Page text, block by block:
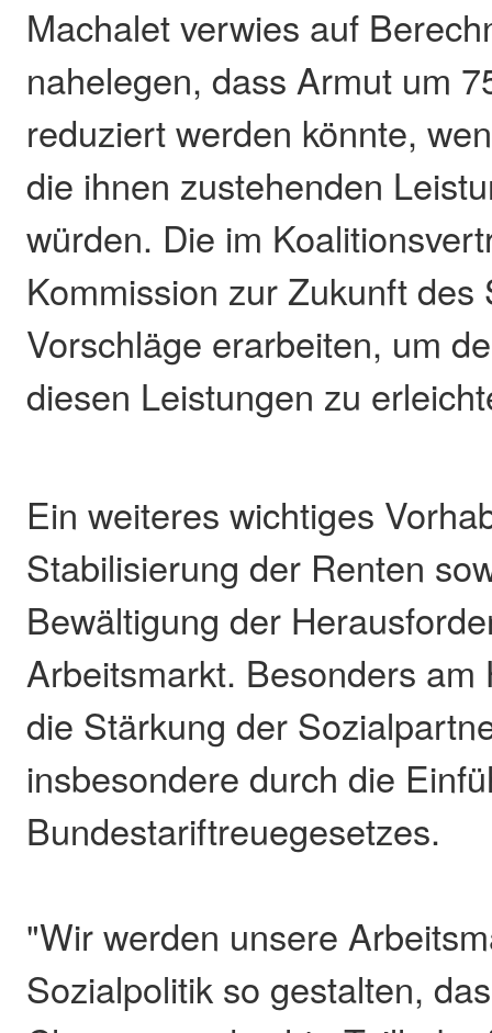
Machalet verwies auf
nahelegen, dass Armut um
reduziert werden könnte,
die ihnen zustehenden
würden. Die im
Kommission zur Zukunft des
Vorschläge erarbeiten, um
diesen Leistungen zu
Ein weiteres wichtiges
Stabilisierung der Renten
Bewältigung der
Arbeitsmarkt. Besonders am
die Stärkung der
insbesondere durch die
Bundestariftreuegesetzes.
"Wir werden unsere
Sozialpolitik so gestalten,